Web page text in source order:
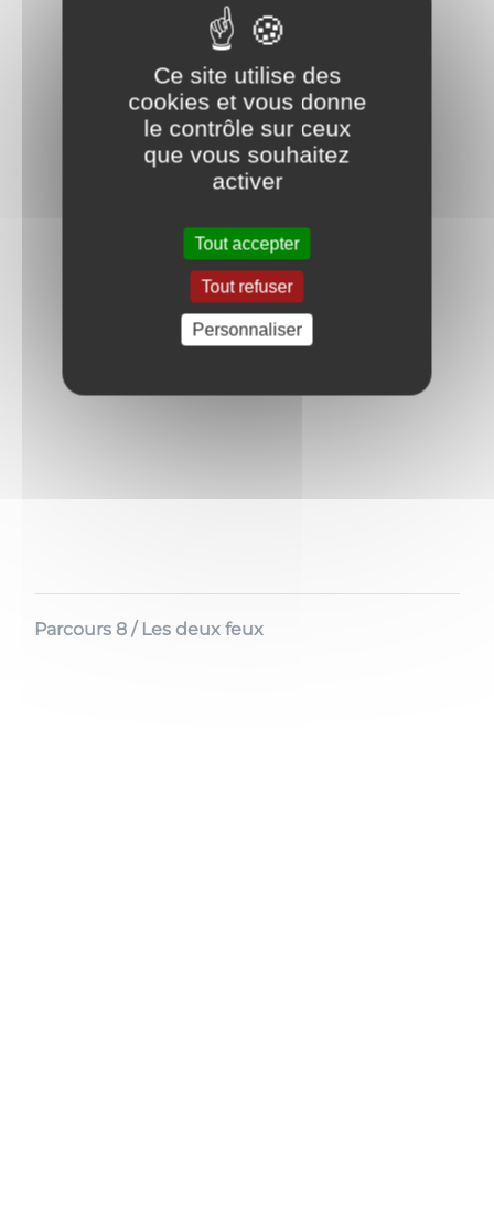
Parcours 8 / Les deux feux
Ce site utilise des
cookies et vous donne
le contrôle sur ceux
que vous souhaitez
activer
Tout accepter
Tout refuser
Personnaliser